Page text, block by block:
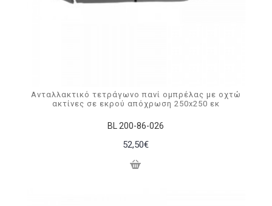
BL 200-86-026
Ανταλλακτικό τετράγωνο πανί ομπρέλας με οχτώ
ακτίνες σε εκρού απόχρωση 250x250 εκ
52,50€